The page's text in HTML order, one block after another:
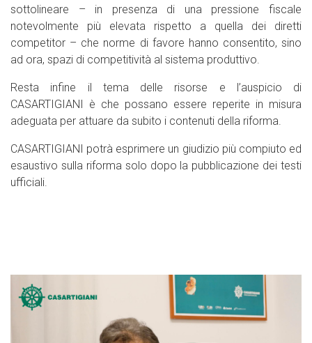
sottolineare – in presenza di una pressione fiscale
notevolmente più elevata rispetto a quella dei diretti
competitor – che norme di favore hanno consentito, sino
ad ora, spazi di competitività al sistema produttivo.
Resta infine il tema delle risorse e l’auspicio di
CASARTIGIANI è che possano essere reperite in misura
adeguata per attuare da subito i contenuti della riforma.
CASARTIGIANI potrà esprimere un giudizio più compiuto ed
esaustivo sulla riforma solo dopo la pubblicazione dei testi
ufficiali.